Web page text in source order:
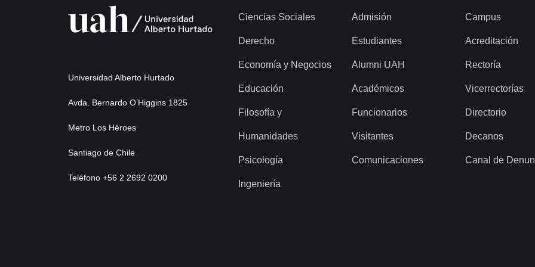
Universidad Alberto Hurtado
Avda. Bernardo O’Higgins 1825
Metro Los Héroes
Santiago de Chile
Teléfono +56 2 2692 0200
Ciencias Sociales
Derecho
Economía y Negocios
Educación
Filosofía y
Humanidades
Psicología
Ingeniería
Admisión
Estudiantes
Alumni UAH
Académicos
Funcionarios
Visitantes
Comunicaciones
Campus
Acreditación
Rectoría
Vicerrectorías
Directorio
Decanos
Canal de